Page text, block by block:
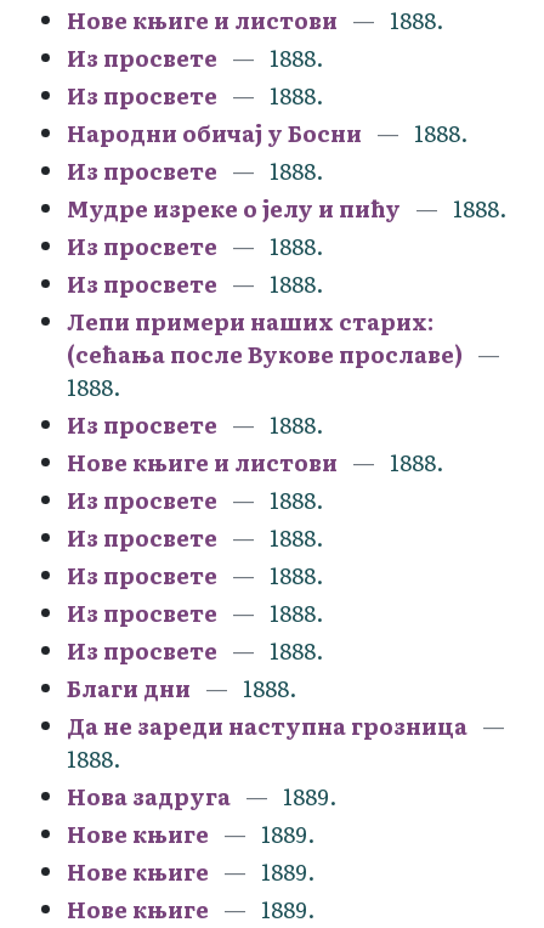
Нове књиге и листови
1888.
Из просвете
1888.
Из просвете
1888.
Народни обичај у Босни
1888.
Из просвете
1888.
Мудре изреке о јелу и пићу
1888.
Из просвете
1888.
Из просвете
1888.
Лепи примери наших старих:
(сећања после Вукове прославе)
1888.
Из просвете
1888.
Нове књиге и листови
1888.
Из просвете
1888.
Из просвете
1888.
Из просвете
1888.
Из просвете
1888.
Из просвете
1888.
Благи дни
1888.
Да не зареди наступна грозница
1888.
Нова задруга
1889.
Нове књиге
1889.
Нове књиге
1889.
Нове књиге
1889.